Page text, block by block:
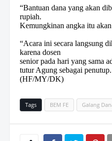
“Bantuan dana yang akan
rupiah.
Kemungkinan angka itu
“Acara ini secara langsung
karena dosen
senior pada hari yang sama
tutur Agung sebagai penutup.
(HF/MY/DK)
Tags BEM FE Galang